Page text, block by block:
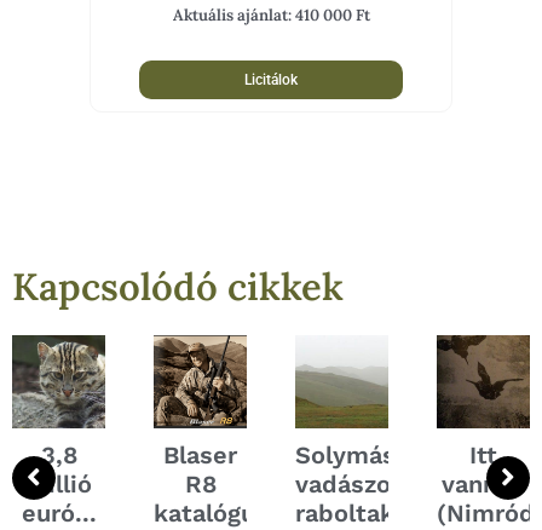
Aktuális ajánlat:410 000Ft
Licitálok
Kapcsolódó cikkek
3,8
millió
euró...
Blaser
R8
katalógus
Solymász
vadászokat
raboltak...
Itt
vannak